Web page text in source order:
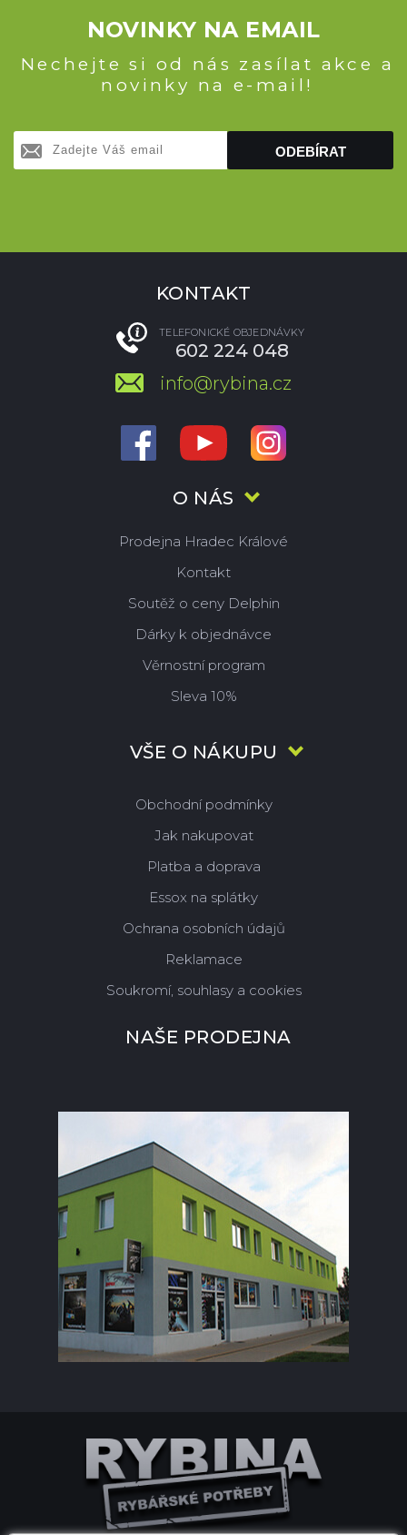
NOVINKY NA EMAIL
Nechejte si od nás zasílat akce a
novinky na e-mail!
ODEBÍRAT
O NÁS
Prodejna Hradec Králové
Kontakt
Soutěž o ceny Delphin
Dárky k objednávce
Věrnostní program
Sleva 10%
VŠE O NÁKUPU
Obchodní podmínky
Jak nakupovat
Platba a doprava
Essox na splátky
Ochrana osobních údajů
Reklamace
Soukromí, souhlasy a cookies
KONTAKT
TELEFONICKÉ OBJEDNÁVKY
602 224 048
info@rybina.cz
NAŠE PRODEJNA